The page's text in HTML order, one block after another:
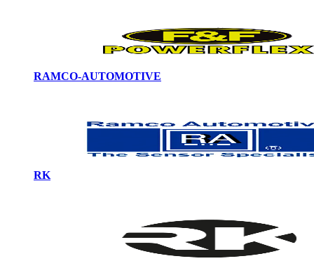
RAMCO-AUTOMOTIVE
RK